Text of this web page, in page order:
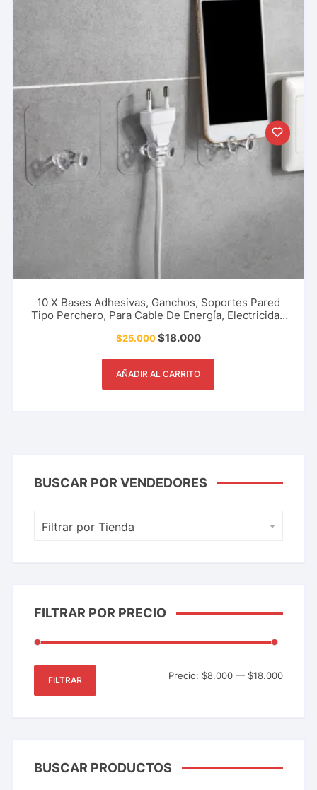
10 X Bases Adhesivas, Ganchos, Soportes Pared
Tipo Perchero, Para Cable De Energía, Electricidad
Grabadoras, Radio y Más
$25.000$18.000
AÑADIR AL CARRITO
BUSCAR POR VENDEDORES
Filtrar por Tienda
FILTRAR POR PRECIO
FILTRAR Precio: $8.000— $18.000
BUSCAR PRODUCTOS